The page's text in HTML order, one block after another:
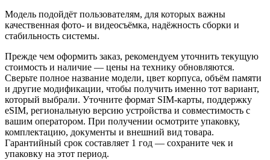
Модель подойдёт пользователям, для которых важны
качественная фото- и видеосъёмка, надёжность сборки и
стабильность системы.
Прежде чем оформить заказ, рекомендуем уточнить текущую
стоимость и наличие — цены на технику обновляются.
Сверьте полное название модели, цвет корпуса, объём памяти
и другие модификации, чтобы получить именно тот вариант,
который выбрали. Уточните формат SIM-карты, поддержку
eSIM, региональную версию устройства и совместимость с
вашим оператором. При получении осмотрите упаковку,
комплектацию, документы и внешний вид товара.
Гарантийный срок составляет 1 год — сохраните чек и
упаковку на этот период.